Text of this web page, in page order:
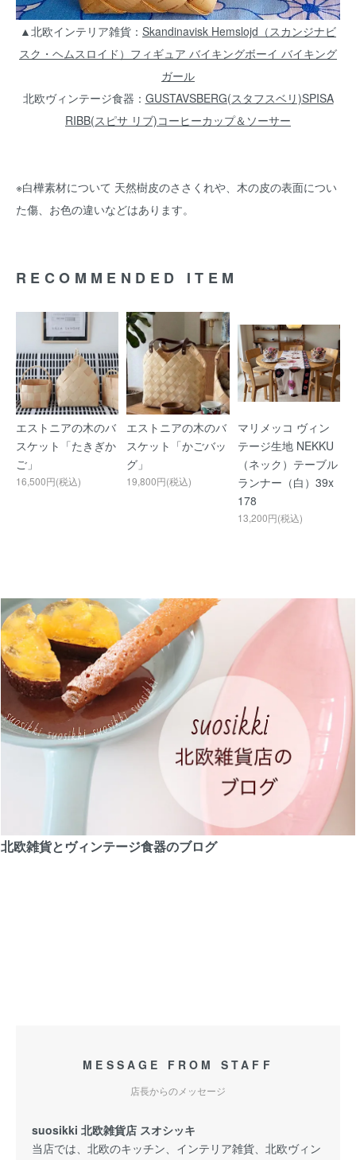
▲北欧インテリア雑貨： Skandinavisk Hemslojd（スカンジナビ
スク・ヘムスロイド）フィギュア バイキングボーイ バイキング
ガール
北欧ヴィンテージ食器： GUSTAVSBERG(スタフスベリ)SPISA
RIBB(スピサ リブ)コーヒーカップ＆ソーサー
※白樺素材について 天然樹皮のささくれや、木の皮の表面につい
た傷、お色の違いなどはあります。
RECOMMENDED ITEM
エストニアの木のバ
スケット「たきぎか
ご」
16,500円(税込)
エストニアの木のバ
スケット「かごバッ
グ」
19,800円(税込)
マリメッコ ヴィン
テージ生地 NEKKU
（ネック）テーブル
ランナー（白）39x
178
13,200円(税込)
北欧雑貨とヴィンテージ食器のブログ
MESSAGE FROM STAFF
店長からのメッセージ
suosikki 北欧雑貨店 スオシッキ
当店では、北欧のキッチン、インテリア雑貨、北欧ヴィン